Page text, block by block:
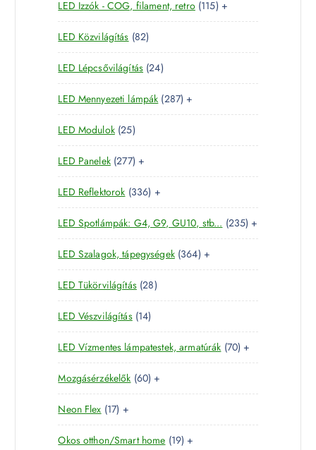
é
k
r
m
é
k
7
t
e
r
m
é
k
LED Izzók - COG, filament, retro 1151
1
t
r
é
+
LED Közvilágítás 828
2
t
e
r
m
k
LED Lépcsővilágítás 242
4
t
e
m
k
LED Mennyezeti lámpák 2872
8
t
r
é
k
+
LED Modulok 252
5
t
e
r
m
é
k
LED Panelek 2772
7
7
t
e
r
m
é
k
+
LED Reflektorok 3363
3
6
t
e
r
m
é
k
+
LED Spotlámpák: G4, G9, GU10, stb... 2352
3
t
r
é
k
+
LED Szalagok, tápegységek 3643
6
t
r
m
é
+
LED Tükörvilágítás 282
8
e
r
m
é
k
LED Vészvilágítás 141
4
t
e
r
m
k
LED Vízmentes lámpatestek, armatúrák 707
0
e
m
+
Mozgásérzékelők 606
0
e
r
+
Neon Flex 171
7
t
+
Okos otthon/Smart home 191 +